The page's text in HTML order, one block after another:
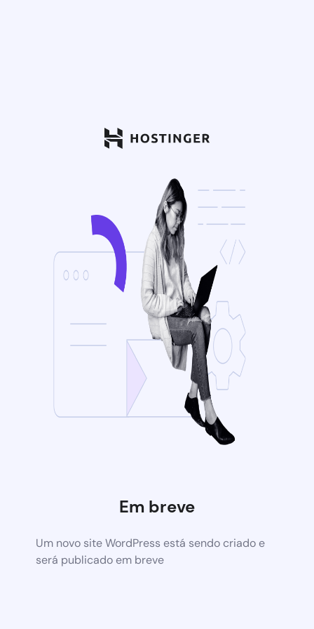
Em breve
Um novo site WordPress está sendo criado e
será publicado em breve